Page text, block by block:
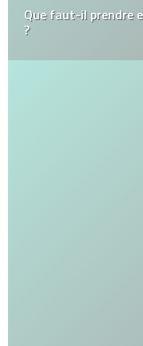
Que faut-il prendre
?